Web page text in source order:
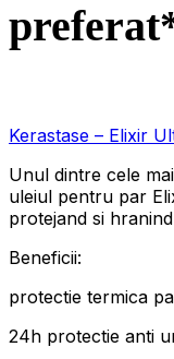
Kerastase – Elixir
Unul dintre cele
uleiul pentru par
protejand si
Beneficii:
protectie termica
24h protectie anti